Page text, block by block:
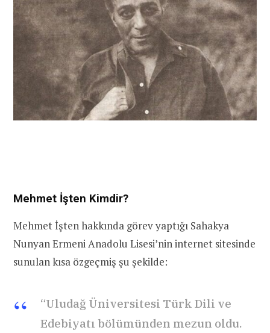
Mehmet İşten Kimdir?
Mehmet İşten hakkında görev yaptığı Sahakya
Nunyan Ermeni Anadolu Lisesi’nin internet sitesinde
sunulan kısa özgeçmiş şu şekilde:
“Uludağ Üniversitesi Türk Dili ve
Edebiyatı bölümünden mezun oldu.